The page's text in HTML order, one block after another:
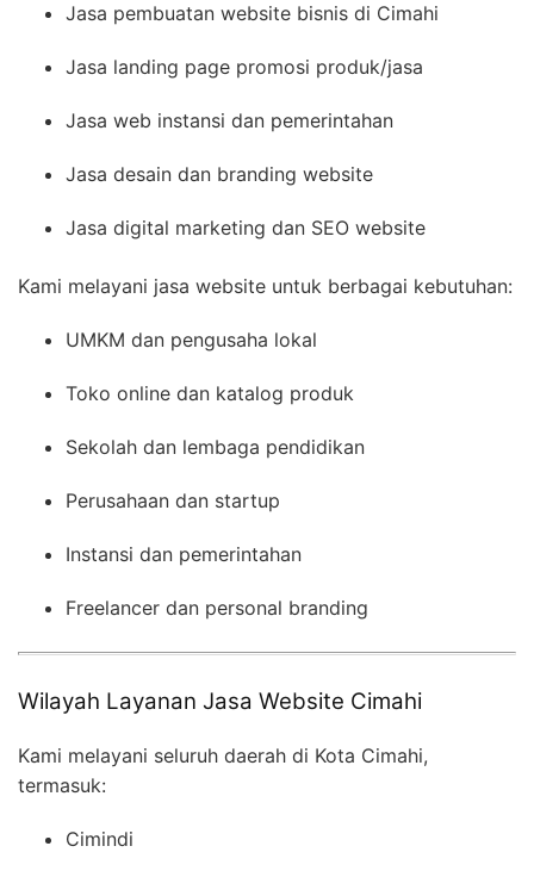
Jasa pembuatan website bisnis di Cimahi
Jasa landing page promosi produk/jasa
Jasa web instansi dan pemerintahan
Jasa desain dan branding website
Jasa digital marketing dan SEO website
Kami melayani jasa website untuk berbagai kebutuhan:
UMKM dan pengusaha lokal
Toko online dan katalog produk
Sekolah dan lembaga pendidikan
Perusahaan dan startup
Instansi dan pemerintahan
Freelancer dan personal branding
Wilayah Layanan Jasa Website Cimahi
Kami melayani seluruh daerah di Kota Cimahi,
termasuk:
Cimindi